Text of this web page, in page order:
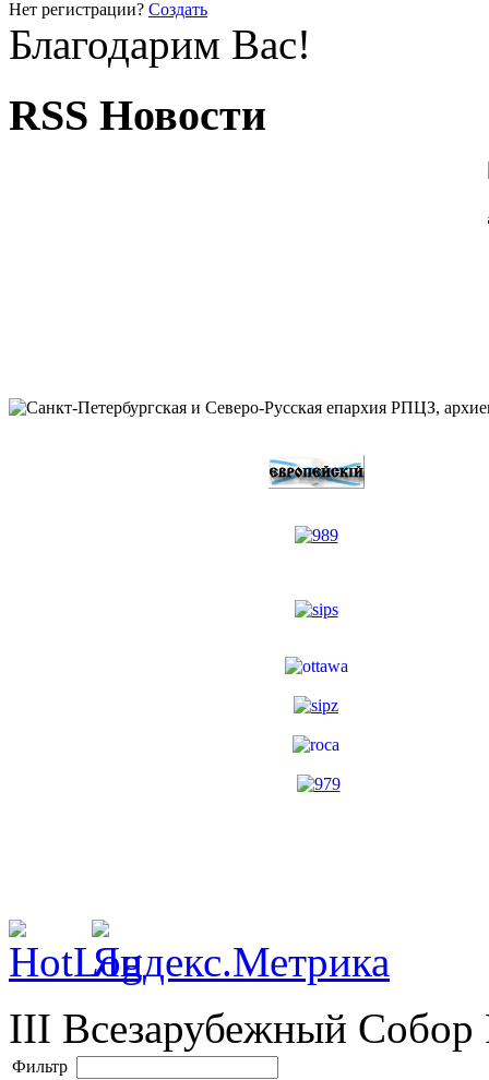
Нет регистрации? Создать
Благодарим Вас!
RSS Новости
III Всезарубежный
Фильтр